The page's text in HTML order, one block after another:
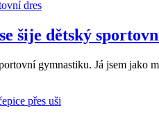
šije dětský
gymnastiku. Já jsem